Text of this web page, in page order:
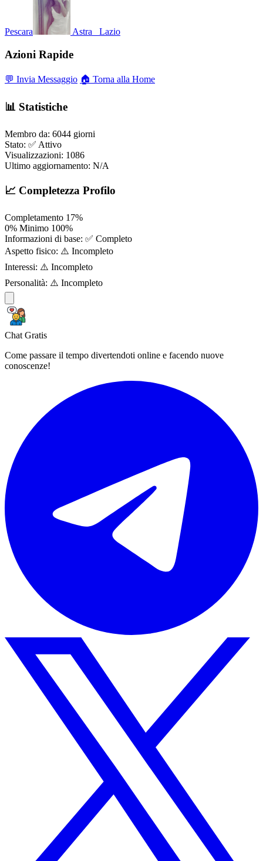
Pescara Astra_ Lazio
Azioni Rapide
💬 Invia Messaggio 🏠 Torna alla Home
📊 Statistiche
Membro da: 6044 giorni
Stato: ✅ Attivo
Visualizzazioni: 1086
Ultimo aggiornamento: N/A
📈 Completezza Profilo
Completamento 17%
0% Minimo 100%
Informazioni di base: ✅ Completo
Aspetto fisico: ⚠️ Incompleto
Interessi: ⚠️ Incompleto
Personalità: ⚠️ Incompleto
Chat Gratis
Come passare il tempo divertendoti online e facendo nuove
conoscenze!